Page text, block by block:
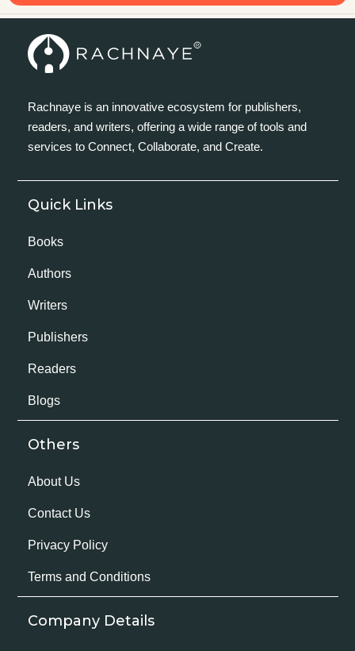
Rachnaye is an innovative ecosystem for publishers,
readers, and writers, offering a wide range of tools and
services to Connect, Collaborate, and Create.
Quick Links
Books
Authors
Writers
Publishers
Readers
Blogs
Others
About Us
Contact Us
Privacy Policy
Terms and Conditions
Company Details